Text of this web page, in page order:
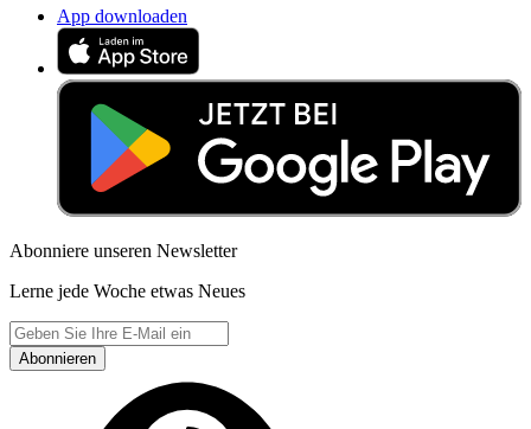
App downloaden
Abonniere unseren Newsletter
Lerne jede Woche etwas Neues
Abonnieren